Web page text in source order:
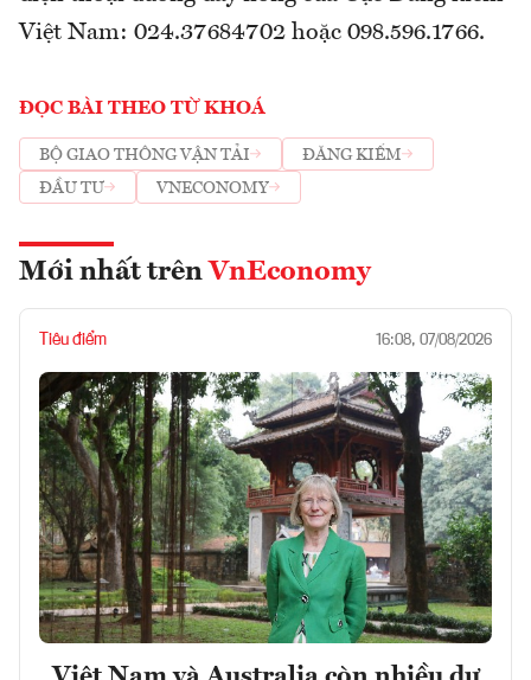
Việt Nam: 024.37684702 hoặc 098.596.1766.
ĐỌC BÀI THEO TỪ KHOÁ
BỘ GIAO THÔNG VẬN TẢI
ĐĂNG KIỂM
ĐẦU TƯ
VNECONOMY
Mới nhất trên VnEconomy
Tiêu điểm 16:08, 07/08/2026